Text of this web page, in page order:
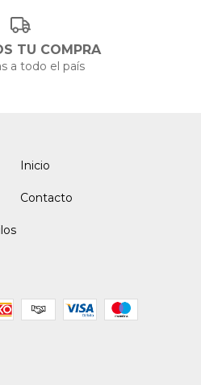
TU COMPRA
a todo el país
Inicio
Contacto